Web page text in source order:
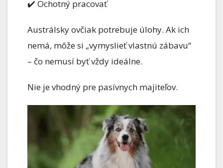
✔️ Ochotný pracovať
Austrálsky ovčiak potrebuje úlohy. Ak ich
nemá, môže si „vymyslieť vlastnú zábavu“
– čo nemusí byť vždy ideálne.
Nie je vhodný pre pasívnych majiteľov.